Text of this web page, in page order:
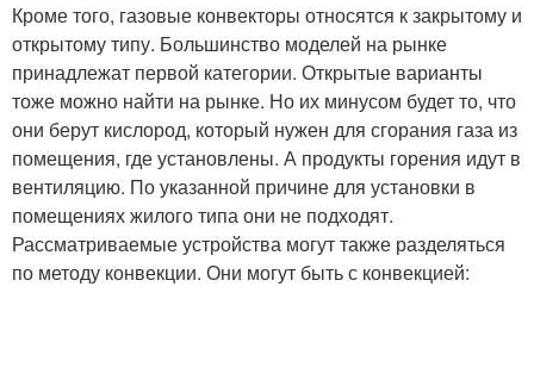
Кроме того, газовые конвекторы относятся к закрытому и
открытому типу. Большинство моделей на рынке
принадлежат первой категории. Открытые варианты
тоже можно найти на рынке. Но их минусом будет то, что
они берут кислород, который нужен для сгорания газа из
помещения, где установлены. А продукты горения идут в
вентиляцию. По указанной причине для установки в
помещениях жилого типа они не подходят.
Рассматриваемые устройства могут также разделяться
по методу конвекции. Они могут быть с конвекцией: